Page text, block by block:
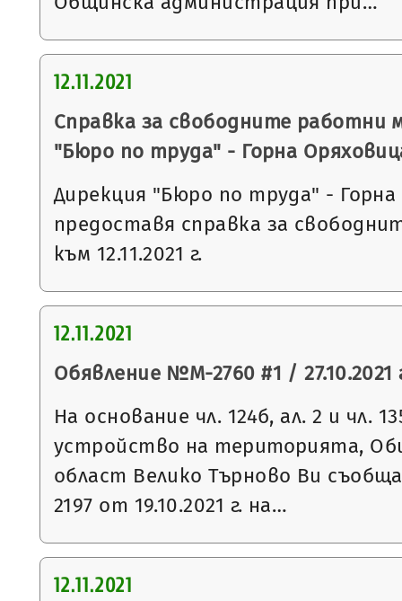
12.11.2021
Справка за свободните работни
"Бюро по труда" - Горна
Дирекция "Бюро по труда" -
предоставя справка за
към 12.11.2021 г.
12.11.2021
Обявление №М-2760 #1 / 27.10.2021
На основание чл. 124б, ал. 2 и чл.
устройство на територията,
област Велико Търново Ви
2197 от 19.10.2021 г. на…
12.11.2021